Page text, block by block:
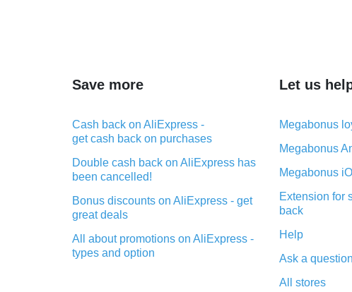
Save more
Cash back on AliExpress -
get cash back on purchases
Double cash back on AliExpress has
been cancelled!
Bonus discounts on AliExpress - get
great deals
All about promotions on AliExpress -
types and option
Let us
Megabonus
Megabonus
Megabonus
Extension for
back
Help
Ask a question
All stores